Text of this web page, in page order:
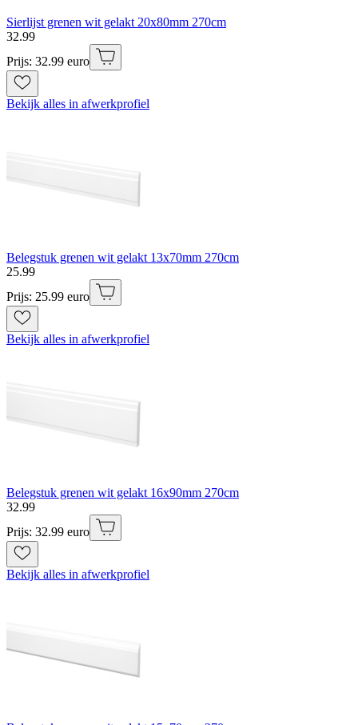
Sierlijst grenen wit gelakt 20x80mm 270cm
32.99
Prijs: 32.99 euro
Bekijk alles in afwerkprofiel
Belegstuk grenen wit gelakt 13x70mm 270cm
25.99
Prijs: 25.99 euro
Bekijk alles in afwerkprofiel
Belegstuk grenen wit gelakt 16x90mm 270cm
32.99
Prijs: 32.99 euro
Bekijk alles in afwerkprofiel